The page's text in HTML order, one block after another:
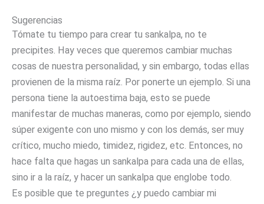
Sugerencias
Tómate tu tiempo para crear tu sankalpa, no te
precipites. Hay veces que queremos cambiar muchas
cosas de nuestra personalidad, y sin embargo, todas ellas
provienen de la misma raíz. Por ponerte un ejemplo. Si una
persona tiene la autoestima baja, esto se puede
manifestar de muchas maneras, como por ejemplo, siendo
súper exigente con uno mismo y con los demás, ser muy
crítico, mucho miedo, timidez, rigidez, etc. Entonces, no
hace falta que hagas un sankalpa para cada una de ellas,
sino ir a la raíz, y hacer un sankalpa que englobe todo.
Es posible que te preguntes ¿y puedo cambiar mi